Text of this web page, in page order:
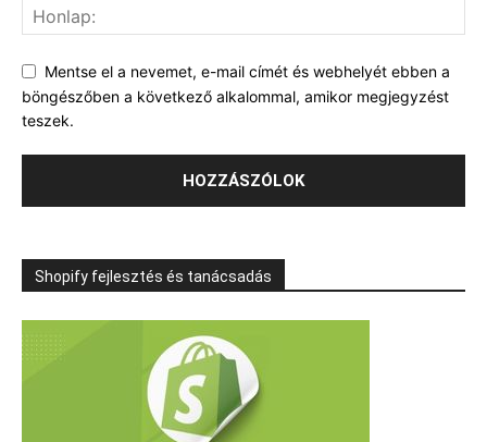
Mentse el a nevemet, e-mail címét és webhelyét ebben a
böngészőben a következő alkalommal, amikor megjegyzést
teszek.
Shopify fejlesztés és tanácsadás